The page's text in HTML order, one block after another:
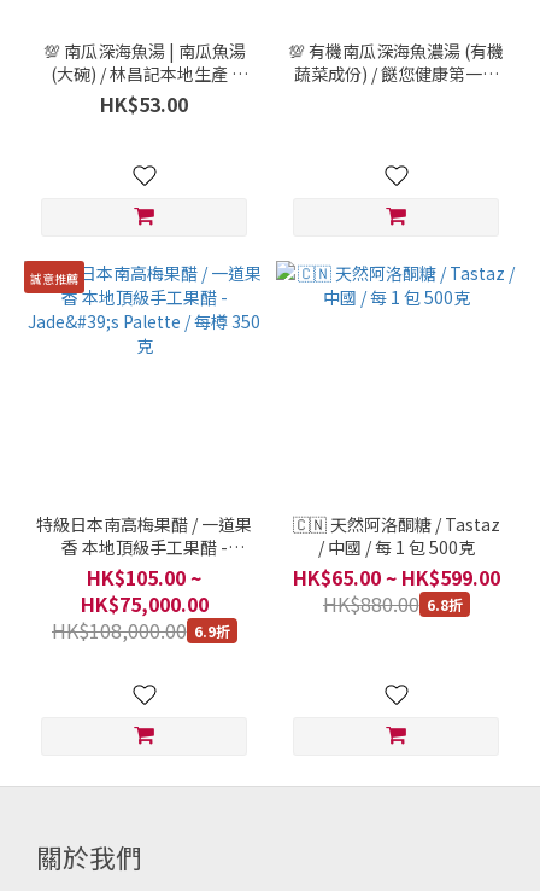
💯 南瓜深海魚湯 | 南瓜魚湯
(大碗) / 林昌記本地生產 /
500毫升
HK$53.00
💯 有機南瓜深海魚濃湯 (有機
蔬菜成份) / 餸您健康第一個
誠意推薦
特級日本南高梅果醋 / 一道果
香 本地頂級手工果醋 -
Jade's Palette / 每樽 350克
HK$105.00 ~
HK$75,000.00
HK$108,000.00 6.9折
🇨🇳 天然阿洛酮糖 / Tastaz
/ 中國 / 每 1 包 500克
HK$65.00 ~ HK$599.00
HK$880.00 6.8折
關於我們